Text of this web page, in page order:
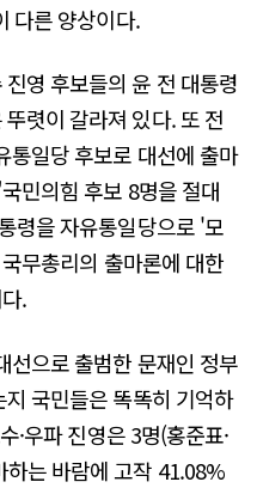
다른 양상이다.
영 후보들의 윤 전 대통령
렷이 갈라져 있다. 또 전
통일당 후보로 대선에 출마
민의힘 후보 8명을 절대
령을 자유통일당으로 '모
무총리의 출마론에 대한
.
선으로 출범한 문재인 정부
국민들은 똑똑히 기억하
·우파 진영은 3명(홍준표·
하는 바람에 고작 41.08%